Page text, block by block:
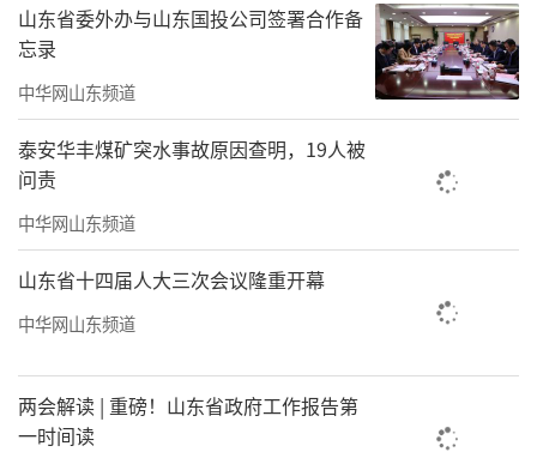
论，也就是说发了92篇稿件。大体上是每天一
篇文章。
山东省委外办与山东国投公司签署合作备
忘录
中华网山东频道
泰安华丰煤矿突水事故原因查明，19人被
问责
中华网山东频道
山东省十四届人大三次会议隆重开幕
中华网山东频道
两会解读 | 重磅！山东省政府工作报告第
一时间读